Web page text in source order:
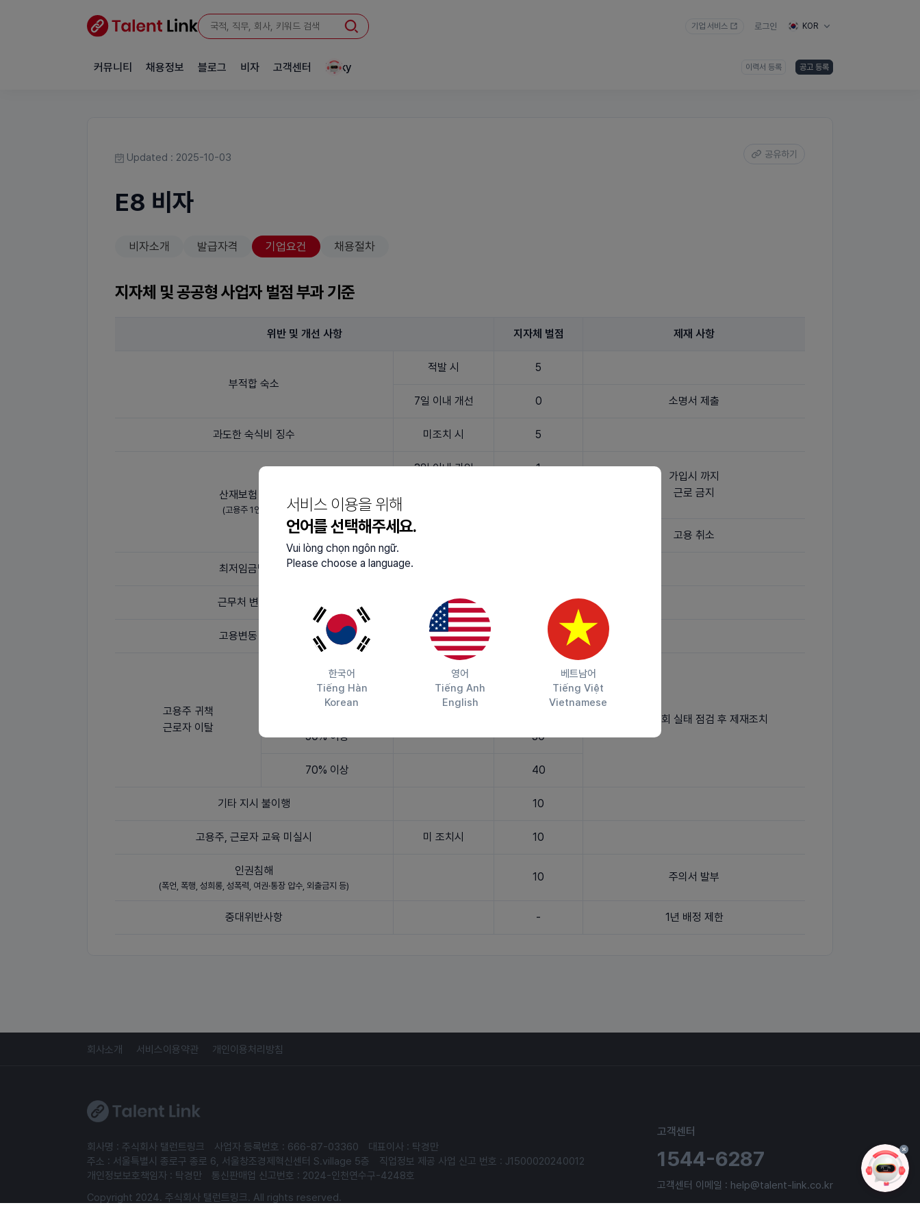
서비스 이용을 위해
언어를 선택해주세요.
Vui lòng chọn ngôn ngữ.
Please choose a language.
한국어
Tiếng Hàn
Korean
영어
Tiếng Anh
English
베트남어
Tiếng Việt
Vietnamese
기업 서비스 로그인 KOR
커뮤니티 채용정보 블로그 비자 고객센터 Linky 이력서 등록 공고 등록
Updated : 2025-10-03 공유하기
E8 비자
비자소개 발급자격 기업요건 채용절차
지자체 및 공공형 사업자 벌점 부과 기준
위반 및 개선 사항 지자체 벌점 제재 사항
부적합 숙소
적발 시 5
7일 이내 개선 0 소명서 제출
과도한 숙식비 징수 미조치 시 5
산재보험 미가입
(고용주 1인당 1건)
3일 이내 가입 1
가입시 까지
근로 금지
고용 취소
최저임금법 위반
근무처 변경 위반
고용변동 미신고
고용주 귀책
근로자 이탈
10% 이상
배정 협의회 실태 점검 후 제재조치
30% 이상
50% 이상 30
70% 이상 40
기타 지시 불이행 10
고용주, 근로자 교육 미실시 미 조치시 10
인권침해
(폭언, 폭행, 성희롱, 성폭력, 여권·통장 압수, 외출금지 등)
10 주의서 발부
중대위반사항 - 1년 배정 제한
회사소개 서비스이용약관 개인이용처리방침
회사명 : 주식회사 탤런트링크 사업자 등록번호 : 666-87-03360
대표이사 : 탁경만
주소 : 서울특별시 종로구 종로 6, 서울창조경제혁신센터 S.village 5층
직업정보 제공 사업 신고 번호 : J1500020240012
개인정보보호책임자 : 탁경만
통신판매업 신고번호 : 2024-인천연수구-4248호
Copyright 2024. 주식회사 탤런트링크. All rights reserved.
고객센터
1544-6287
고객센터 이메일 : help@talent-link.co.kr